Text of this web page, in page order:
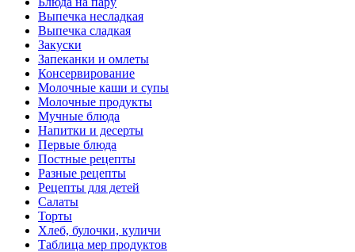
Выпечка несладкая
Выпечка сладкая
Закуски
Запеканки и омлеты
Консервирование
Молочные каши и супы
Молочные продукты
Мучные блюда
Напитки и десерты
Первые блюда
Постные рецепты
Разные рецепты
Рецепты для детей
Салаты
Торты
Хлеб, булочки, куличи
Таблица мер продуктов